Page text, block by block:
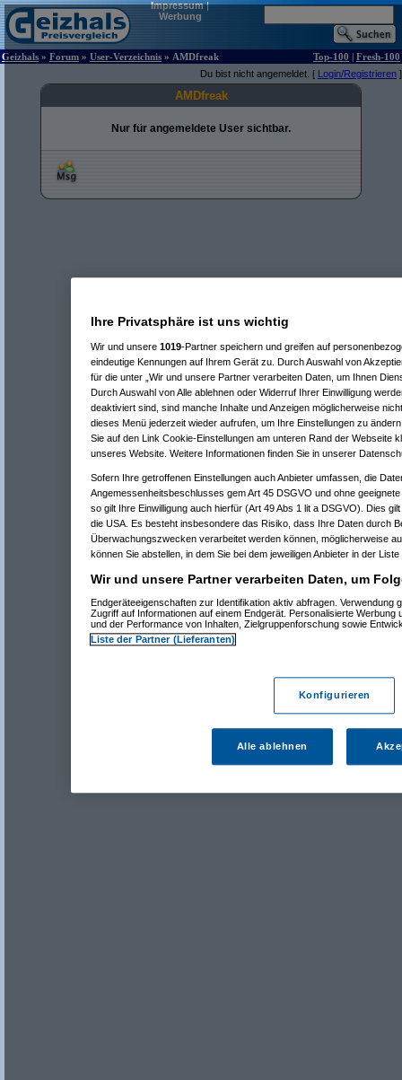
Impressum|
Werbung
Geizhals » Forum » User-Verzeichnis » AMDfreak Top-100 | Fresh-100
Du bist nicht angemeldet. [ Login/Registrieren ]
AMDfreak
Nur für angemeldete User sichtbar.
Ihre Privatsphäre ist uns wichtig
Wir und unsere 1019-Partner speichern und greifen auf
eindeutige Kennungen auf Ihrem Gerät zu. Durch Auswahl von
für die unter „Wir und unsere Partner verarbeiten Daten, um Ihnen
Durch Auswahl von Alle ablehnen oder Widerruf Ihrer Einwilligung
deaktiviert sind, sind manche Inhalte und Anzeigen möglicherweise
dieses Menü jederzeit wieder aufrufen, um Ihre Einstellungen zu
Sie auf den Link Cookie-Einstellungen am unteren Rand der Webseite
unseres Website. Weitere Informationen finden Sie in unserer
Sofern Ihre getroffenen Einstellungen auch Anbieter umfassen, die
Angemessenheitsbeschlusses gem Art 45 DSGVO und ohne
so gilt Ihre Einwilligung auch hierfür (Art 49 Abs 1 lit a DSGVO). Dies
die USA. Es besteht insbesondere das Risiko, dass Ihre Daten durch
Überwachungszwecken verarbeitet werden können, möglicherweise
können Sie abstellen, in dem Sie bei dem jeweiligen Anbieter in der
Wir und unsere Partner verarbeiten Daten, um
Endgeräteeigenschaften zur Identifikation aktiv abfragen. Verwendung
Zugriff auf Informationen auf einem Endgerät. Personalisierte Werbung
und der Performance von Inhalten, Zielgruppenforschung sowie
Liste der Partner (Lieferanten)
Konfigurieren
Alle ablehnen